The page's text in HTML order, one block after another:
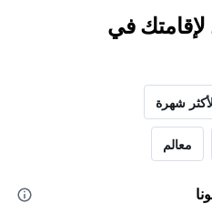
لإقامتك في
شهرة
معالم